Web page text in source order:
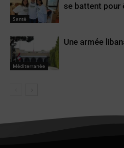
Santé
se battent pour
Méditerranée
Une armée